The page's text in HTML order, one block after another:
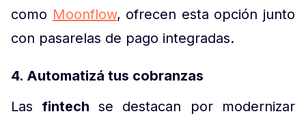
como Moonflow, ofrecen esta opción junto
con pasarelas de pago integradas.
4. Automatizá tus cobranzas
Las fintech se destacan por modernizar